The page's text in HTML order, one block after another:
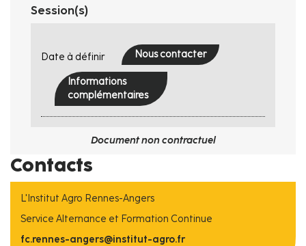
Session(s)
Date à définir Nous contacter
Informations
complémentaires
Document non contractuel
Contacts
L'Institut Agro Rennes-Angers
Service Alternance et Formation Continue
fc.rennes-angers@institut-agro.fr